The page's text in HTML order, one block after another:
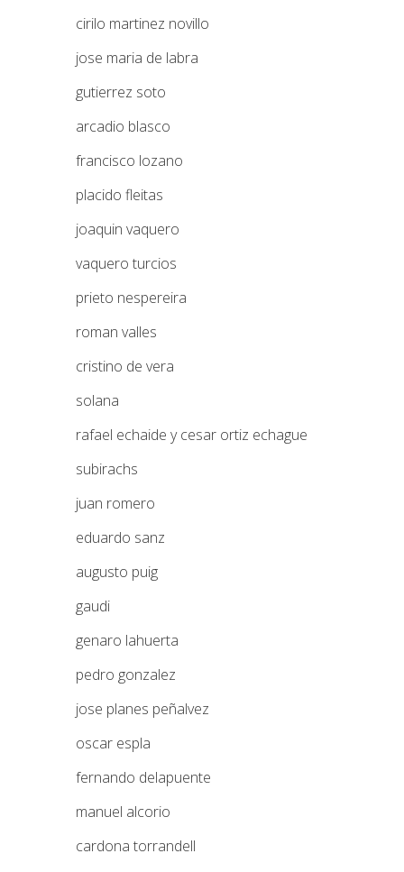
cirilo martinez novillo
jose maria de labra
gutierrez soto
arcadio blasco
francisco lozano
placido fleitas
joaquin vaquero
vaquero turcios
prieto nespereira
roman valles
cristino de vera
solana
rafael echaide y cesar ortiz echague
subirachs
juan romero
eduardo sanz
augusto puig
gaudi
genaro lahuerta
pedro gonzalez
jose planes peñalvez
oscar espla
fernando delapuente
manuel alcorio
cardona torrandell